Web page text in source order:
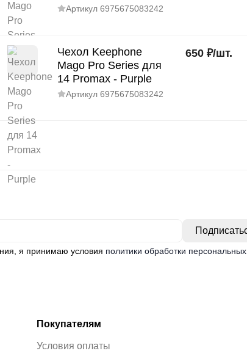
Артикул 6975675083242
Чехол Keephone
Mago Pro Series для
14 Promax - Purple
Артикул 6975675083242
650 ₽/шт.
я принимаю условия политики обработки персональных
Покупателям
Условия оплаты